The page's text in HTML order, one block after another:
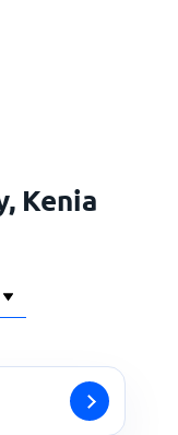
Kenia